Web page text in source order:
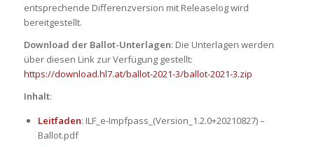
entsprechende Differenzversion mit Releaselog wird
bereitgestellt.
Download der Ballot-Unterlagen: Die Unterlagen werden
über diesen Link zur Verfügung gestellt:
https://download.hl7.at/ballot-2021-3/ballot-2021-3.zip
Inhalt:
Leitfaden: ILF_e-Impfpass_(Version_1.2.0+20210827) –
Ballot.pdf